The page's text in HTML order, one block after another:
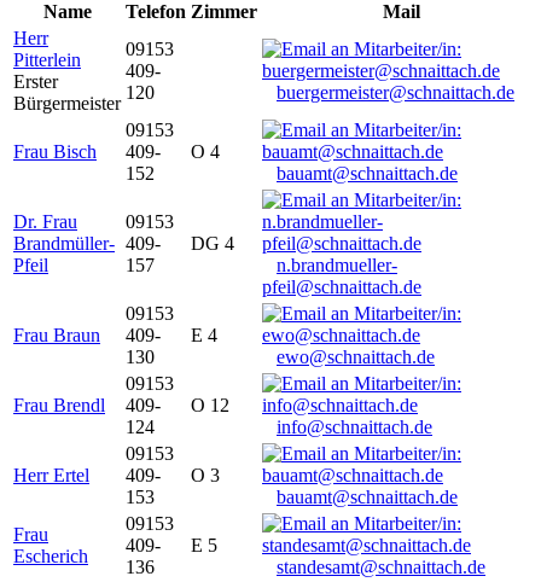
Name
Telefon Zimmer
Mail
Herr
Pitterlein
Erster
Bürgermeister
09153
409-
120
buergermeister@schnaittach.de
Frau Bisch
09153
409-
152
O 4
bauamt@schnaittach.de
Dr. Frau
Brandmüller-
Pfeil
09153
409-
157
DG 4
n.brandmueller-
pfeil@schnaittach.de
Frau Braun
09153
409-
130
E 4
ewo@schnaittach.de
Frau Brendl
09153
409-
124
O 12
info@schnaittach.de
Herr Ertel
09153
409-
153
O 3
bauamt@schnaittach.de
Frau
Escherich
09153
409-
136
E 5
standesamt@schnaittach.de